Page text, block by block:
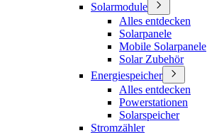
Solarmodule
Alles entdecken
Solarpanele
Mobile Solarpanele
Solar Zubehör
Energiespeicher
Alles entdecken
Powerstationen
Solarspeicher
Stromzähler